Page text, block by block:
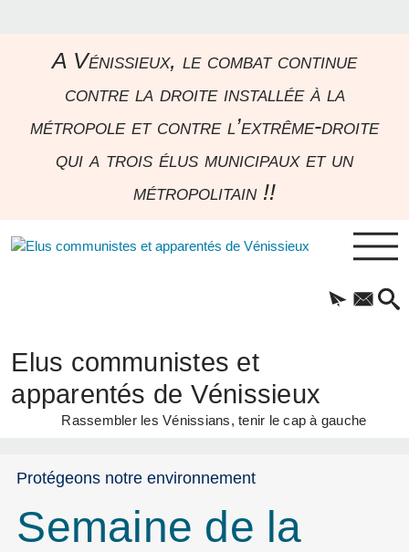
A Vénissieux, le combat continue
contre la droite installée à la
métropole et contre l’extrême-droite
qui a trois élus municipaux et un
métropolitain !!
Elus communistes et
apparentés de Vénissieux
Rassembler les Vénissians, tenir le cap à gauche
Protégeons notre environnement
Semaine de la